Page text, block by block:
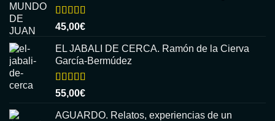
Valorado
con
5
45,00€
EL JABALI DE CERCA. Ramón de la Cierva
García-Bermúdez
Valorado
con
5
55,00€
AGUARDO. Relatos, experiencias de un